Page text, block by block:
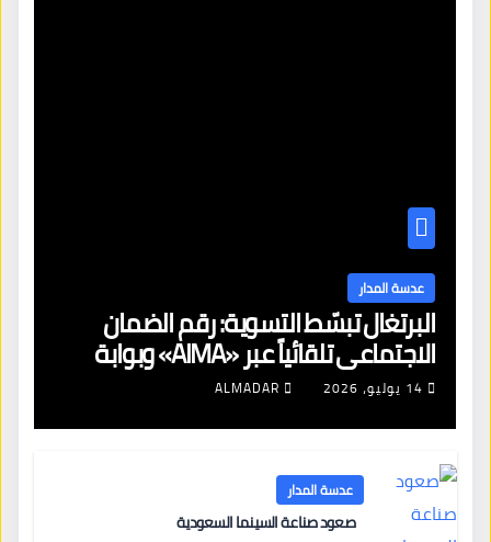
عدسة المدار
البرتغال تبسّط التسوية: رقم الضمان
الاجتماعي تلقائياً عبر «AIMA» وبوابة
جديدة لتجديد الإقامات
14 يوليو، 2026 ALMADAR
عدسة المدار
صعود صناعة السينما السعودية